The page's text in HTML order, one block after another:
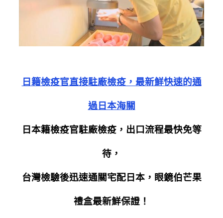
日籍檢疫官直接駐廠檢疫，最新鮮快速的通
過日本海關
日本籍檢疫官駐廠檢疫，出口流程最快免等
待，
台灣檢驗後迅速通關宅配日本，眼鏡伯芒果
禮盒最新鮮保證！